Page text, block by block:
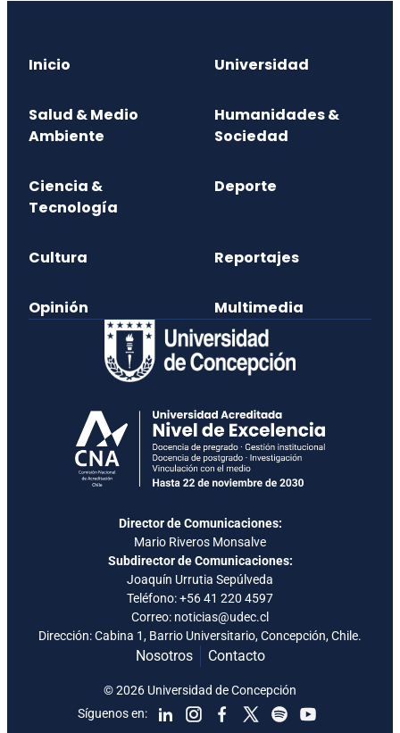
Inicio Universidad
Salud & Medio
Ambiente
Humanidades &
Sociedad
Ciencia &
Tecnología
Deporte
Cultura Reportajes
Opinión Multimedia
Director de Comunicaciones:
Mario Riveros Monsalve
Subdirector de Comunicaciones:
Joaquín Urrutia Sepúlveda
Teléfono:+56 41 220 4597
Correo: noticias@udec.cl
Dirección: Cabina 1, Barrio Universitario, Concepción, Chile.
Nosotros Contacto
Síguenos en:
© 2026 Universidad de Concepción